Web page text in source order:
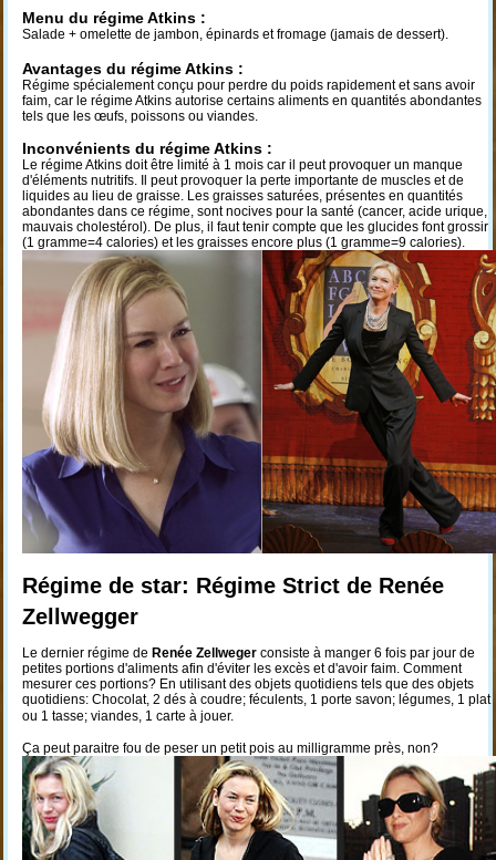
Menu du régime Atkins :
Salade + omelette de jambon, épinards et fromage (jamais de dessert).
Avantages du régime Atkins :
Régime spécialement conçu pour perdre du poids rapidement et sans avoir
faim, car le régime Atkins autorise certains aliments en quantités abondantes
tels que les œufs, poissons ou viandes.
Inconvénients du régime Atkins :
Le régime Atkins doit être limité à 1 mois car il peut provoquer un manque
d'éléments nutritifs. Il peut provoquer la perte importante de muscles et de
liquides au lieu de graisse. Les graisses saturées, présentes en quantités
abondantes dans ce régime, sont nocives pour la santé (cancer, acide urique,
mauvais cholestérol). De plus, il faut tenir compte que les glucides font grossir
(1 gramme=4 calories) et les graisses encore plus (1 gramme=9 calories).
Régime de star: Régime Strict de Renée
Zellwegger
Le dernier régime de Renée Zellwegerconsiste à manger 6 fois par jour de
petites portions d'aliments afin d'éviter les excès et d'avoir faim. Comment
mesurer ces portions? En utilisant des objets quotidiens tels que des objets
quotidiens: Chocolat, 2 dés à coudre; féculents, 1 porte savon; légumes, 1 plat
ou 1 tasse; viandes, 1 carte à jouer.
Ça peut paraitre fou de peser un petit pois au milligramme près, non?